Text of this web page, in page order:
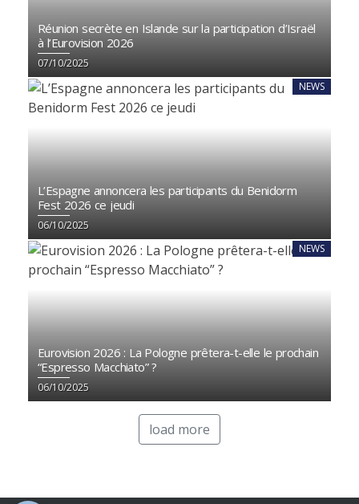
Réunion secrète en Islande sur la participation d’Israël
à l’Eurovision 2026
07/10/2025
NEWS
L’Espagne annoncera les participants du Benidorm
Fest 2026 ce jeudi
06/10/2025
NEWS
Eurovision 2026 : La Pologne prêtera-t-elle le prochain
“Espresso Macchiato” ?
06/10/2025
load more